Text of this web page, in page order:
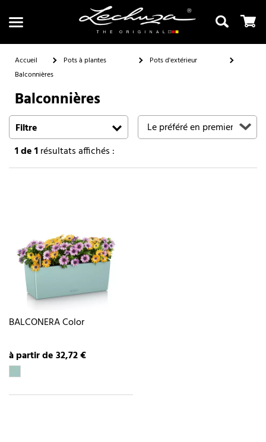
Accueil Pots à plantes
Pots d'extérieur
Balconnières
Balconnières
Filtre
1de 1résultats affichés :
BALCONERA Color
à partir de 32,72 €